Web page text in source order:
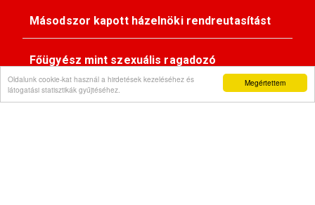
Megértettem
Oldalunk cookie-kat használ a hirdetések kezeléséhez és
látogatási statisztikák gyűjtéséhez.
Másodszor kapott házelnöki rendreutasítást
Főügyész mint szexuális ragadozó
Pimasz önkényúr